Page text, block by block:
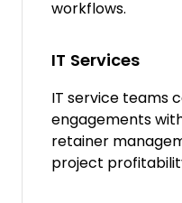
workflows.
IT Services
IT service teams
engagements
retainer
project